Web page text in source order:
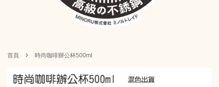
首頁 › 時尚咖啡辦公杯500ml